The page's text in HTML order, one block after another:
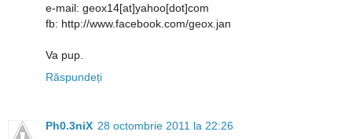
e-mail: geox14[at]yahoo[dot]com
fb: http://www.facebook.com/geox.jan
Va pup.
Răspundeți
Ph0.3niX 28 octombrie 2011 la 22:26